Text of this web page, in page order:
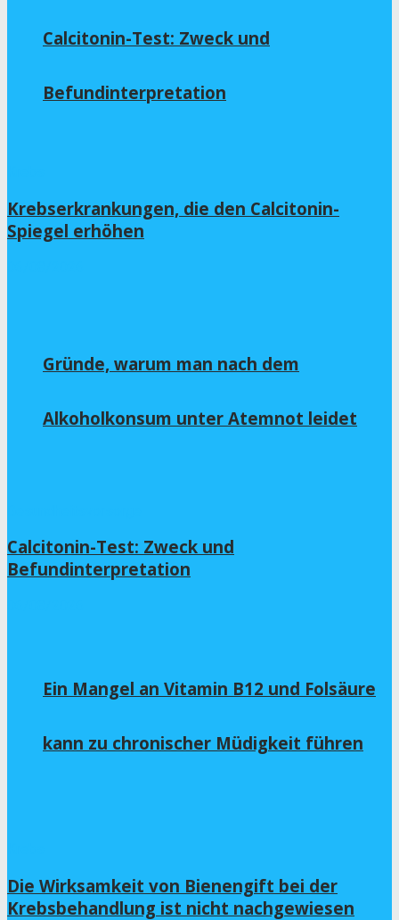
Calcitonin-Test: Zweck und
Befundinterpretation
Gründe, warum man nach dem
Alkoholkonsum unter Atemnot leidet
Ein Mangel an Vitamin B12 und Folsäure
kann zu chronischer Müdigkeit führen
Krebserkrankungen, die den Calcitonin-
Spiegel erhöhen
Calcitonin-Test: Zweck und
Befundinterpretation
Die Wirksamkeit von Bienengift bei der
Krebsbehandlung ist nicht nachgewiesen